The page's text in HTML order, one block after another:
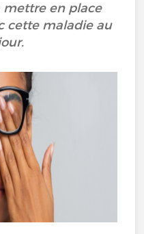
mettre en place
cette maladie au